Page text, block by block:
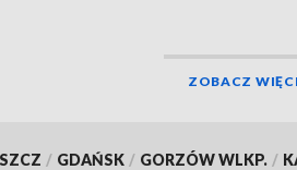
ZOBACZ
/ GDAŃSK / GORZÓW WLKP. /